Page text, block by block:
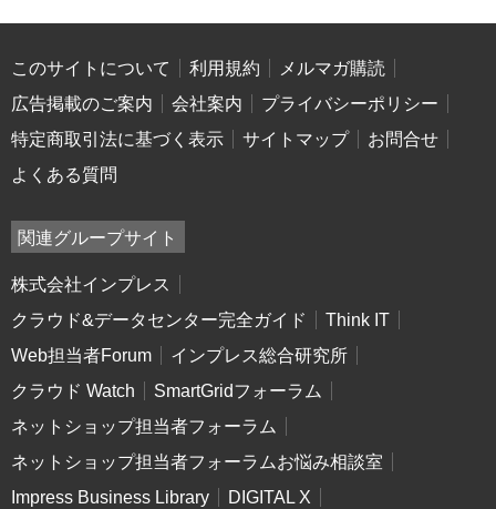
このサイトについて 利用規約
メルマガ購読
広告掲載のご案内
会社案内
プライバシーポリシー
特定商取引法に基づく表示
サイトマップ
お問合せ
よくある質問
関連グループサイト
株式会社インプレス
クラウド&データセンター完全ガイド
Think IT
Web担当者Forum
インプレス総合研究所
クラウド Watch
SmartGridフォーラム
ネットショップ担当者フォーラム
ネットショップ担当者フォーラムお悩み相談室
Impress Business Library
DIGITAL X